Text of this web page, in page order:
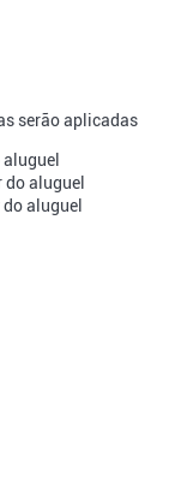
serão aplicadas
do aluguel
aluguel